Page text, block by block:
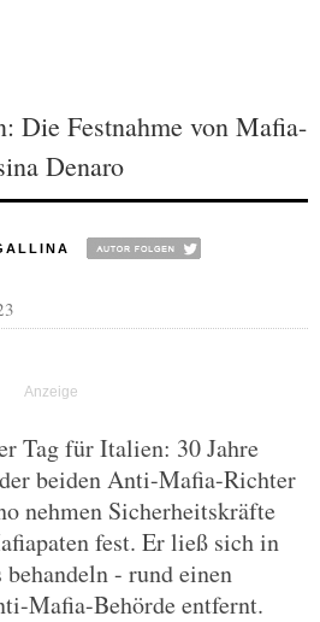
Die Festnahme von Mafia-
Denaro
Tag für Italien: 30 Jahre
beiden Anti-Mafia-Richter
nehmen Sicherheitskräfte
fest. Er ließ sich in
- rund einen
Mafia-Behörde entfernt.